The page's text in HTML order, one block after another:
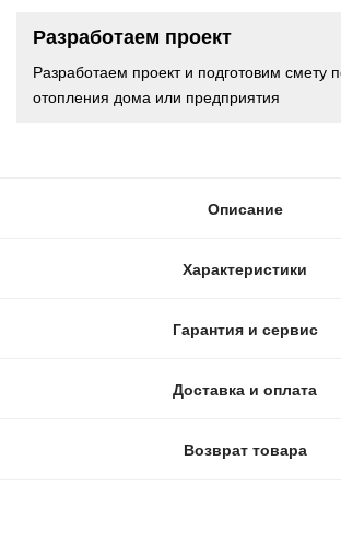
Разработаем проект
Разработаем проект и подготовим смету
отопления дома или предприятия
Описание
Характеристики
Гарантия и сервис
Доставка и оплата
Возврат товара